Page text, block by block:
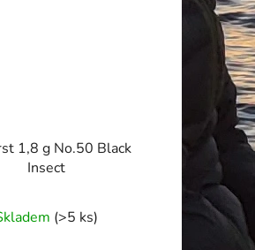
1,8 g No.50 Black
Insect
(>5 ks)